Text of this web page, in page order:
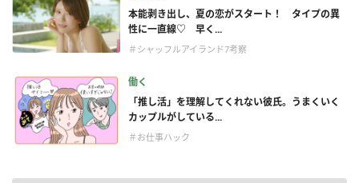
本能剥き出し、夏の恋がスタート！ タイプの異
性に一直線♡ 早く...
＃シャッフルアイランド7考察
働く
「推し活」を理解してくれない彼氏。うまくいく
カップルがしている...
＃お仕事ハック